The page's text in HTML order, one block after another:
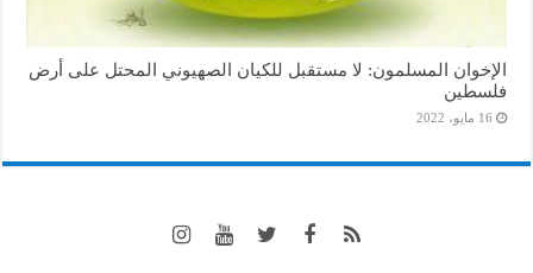
الإخوان المسلمون: لا مستقبل للكيان الصهيوني المحتل على أرض
فلسطين
16 مايو، 2022